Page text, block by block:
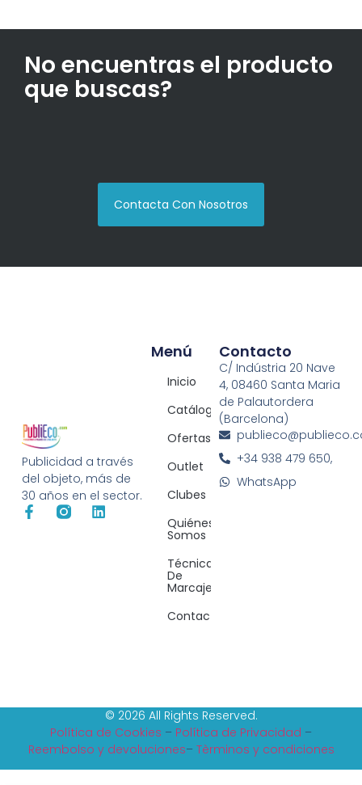
No encuentras el producto
que buscas?
Contacta Con Nosotros
Publicidad a través
del objeto, más de
30 años en el sector.
Menú
Inicio
Catálogos
Ofertas
Outlet
Clubes
Quiénes
Somos
Técnicas
De
Marcaje
Contacto
Contacto
C/ Indústria 20 Nave
4, 08460 Santa Maria
de Palautordera
(Barcelona)
+34 938 479 650,
WhatsApp
© 2026 All Rights Reserved.
Política de Cookies – Política de Privacidad –
Reembolso y devoluciones– Tèrminos y condiciones